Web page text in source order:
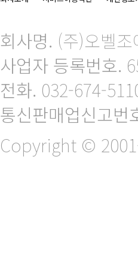
회사명. (주)오벨조
사업자 등록번호.
전화. 032-674-
통신판매업신고번
Copyright ©